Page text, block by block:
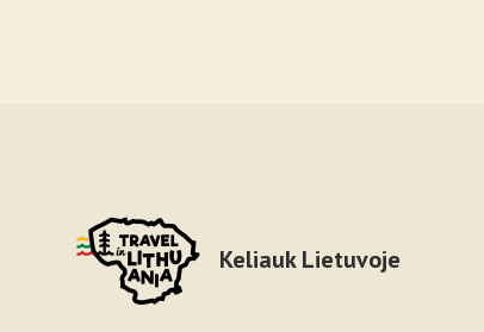
Keliauk Lietuvoje